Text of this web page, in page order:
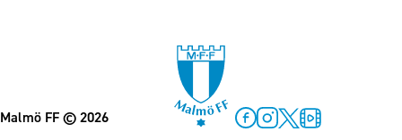
Malmö FF© 2026